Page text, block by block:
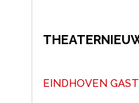
EINDHOVEN